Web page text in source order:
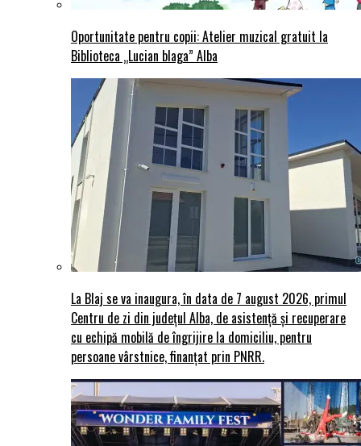
Oportunitate pentru copii: Atelier muzical gratuit la
Biblioteca „Lucian blaga” Alba
La Blaj se va inaugura, în data de 7 august 2026, primul
Centru de zi din județul Alba, de asistență și recuperare
cu echipă mobilă de îngrijire la domiciliu, pentru
persoane vârstnice, finanțat prin PNRR.